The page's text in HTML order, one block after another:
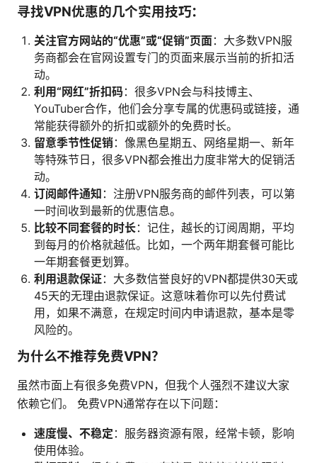
寻找VPN优惠的几个实用技巧：
关注官方网站的“优惠”或“促销”页面：大多数VPN服
务商都会在官网设置专门的页面来展示当前的折扣活
动。
利用“网红”折扣码：很多VPN会与科技博主、
YouTuber合作，他们会分享专属的优惠码或链接，通
常能获得额外的折扣或额外的免费时长。
留意季节性促销：像黑色星期五、网络星期一、新年
等特殊节日，很多VPN都会推出力度非常大的促销活
动。
订阅邮件通知 ：注册VPN服务商的邮件列表，可以第
一时间收到最新的优惠信息。
比较不同套餐的时长：记住，越长的订阅周期，平均
到每月的价格就越低。比如，一个两年期套餐可能比
一年期套餐更划算。
利用退款保证：大多数信誉良好的VPN都提供30天或
45天的无理由退款保证。这意味着你可以先付费试
用，如果不满意，在规定时间内申请退款，基本是零
风险的。
为什么不推荐免费VPN？
虽然市面上有很多免费VPN，但我个人强烈不建议大家
依赖它们。 免费VPN通常存在以下问题：
速度慢、不稳定 ：服务器资源有限，经常卡顿，影响
使用体验。